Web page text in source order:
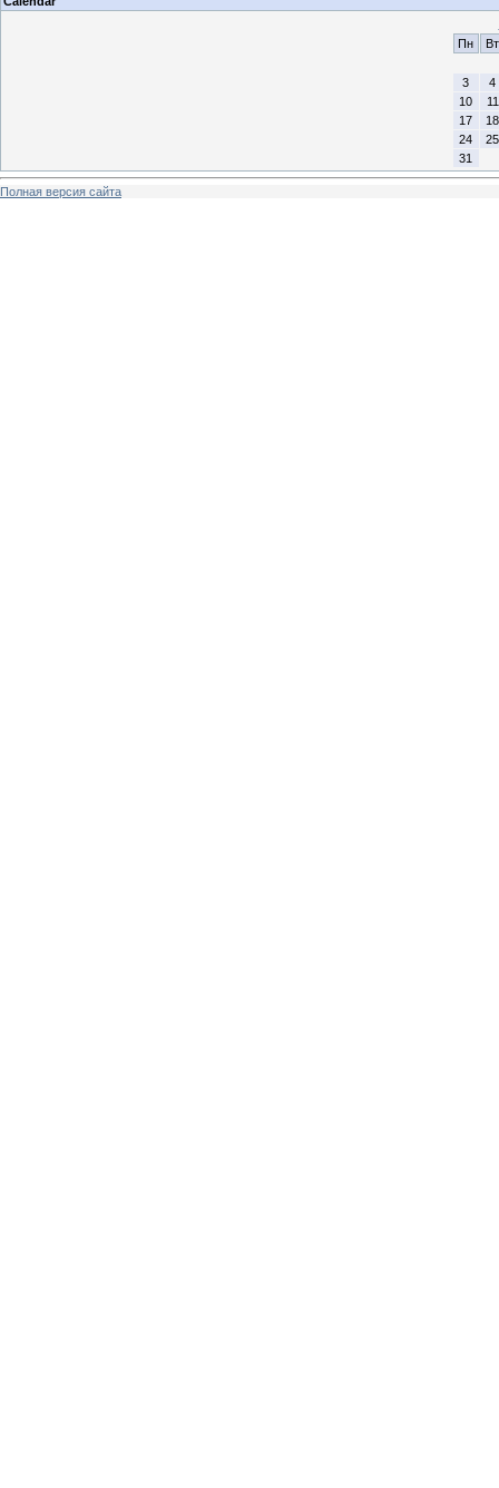
Пн
Вт
3
4
10
11
17
18
24
25
31
Полная версия сайта